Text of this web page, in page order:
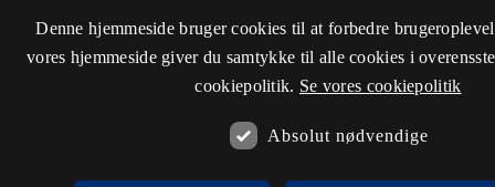
Denne hjemmeside bruger cookies til at forbedre
vores hjemmeside giver du samtykke til alle cookies i
cookiepolitik. Se vores cookiepolitik
Absolut nødvendige